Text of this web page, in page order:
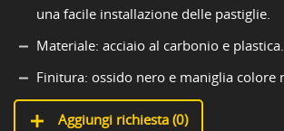
una facile installazione delle pastiglie.
Materiale: acciaio al carbonio e plastica.
Finitura: ossido nero e maniglia colore
Aggiungi richiesta (0)